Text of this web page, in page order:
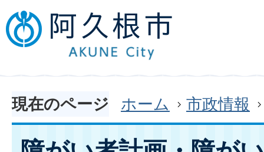
現在のページ ホーム 市政情報